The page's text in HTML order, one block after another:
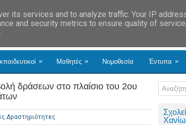
» Μαθητές » Νομοθεσία Έντυπα »
δράσεων στο πλαίσιο του 2ου
Δραστηριότητες
its services and to analyze traffic. Your IP
and security metrics to ensure quality of